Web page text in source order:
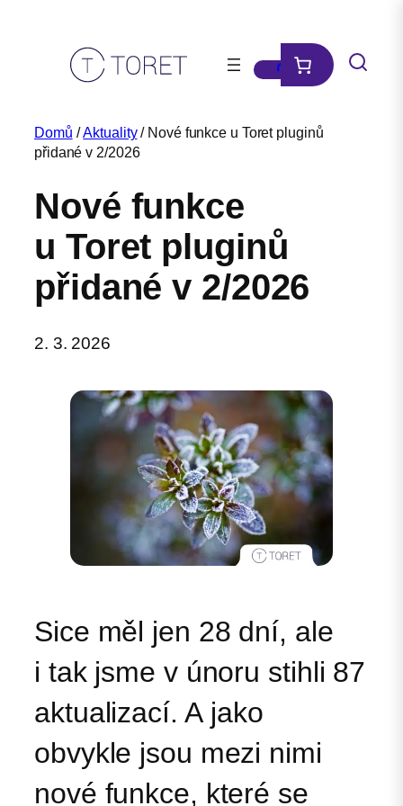
Domů /Aktuality/ Nové funkce u Toret pluginů
přidané v 2/2026
Nové funkce
u Toret pluginů
přidané v 2/2026
2. 3. 2026
Sice měl jen 28 dní, ale
i tak jsme v únoru stihli 87
aktualizací. A jako
obvykle jsou mezi nimi
nové funkce, které se